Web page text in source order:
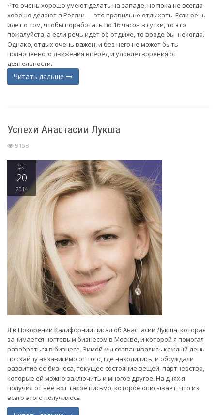
Что очень хорошо умеют делать на западе, но пока не всегда
хорошо делают в России — это правильно отдыхать. Если речь
идет о том, чтобы поработать по 16 часов в сутки, то это
пожалуйста, а если речь идет об отдыхе, то вроде бы некогда.
Однако, отдых очень важен, и без него не может быть
полноценного движения вперед и удовлетворения от
деятельности.
Читать дальше
Успехи Анастасии Лукша
9158
Окт
20
2014
Я в Покорении Калифорнии писал об Анастасии Лукша, которая
занимается ногтевым бизнесом в Москве, и которой я помогал
разобраться в бизнесе. Зимой мы созванивались каждый день
по скайпу независимо от того, где находились, и обсуждали
развитие ее бизнеса, текущее состояние вещей, партнерства,
которые ей можно заключить и многое другое. На днях я
получил от нее вот такое письмо, которое описывает, что из
всего этого получилось: